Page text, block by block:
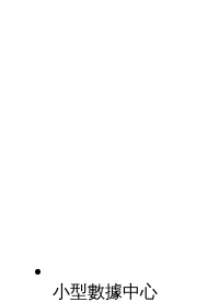
小型數據中心